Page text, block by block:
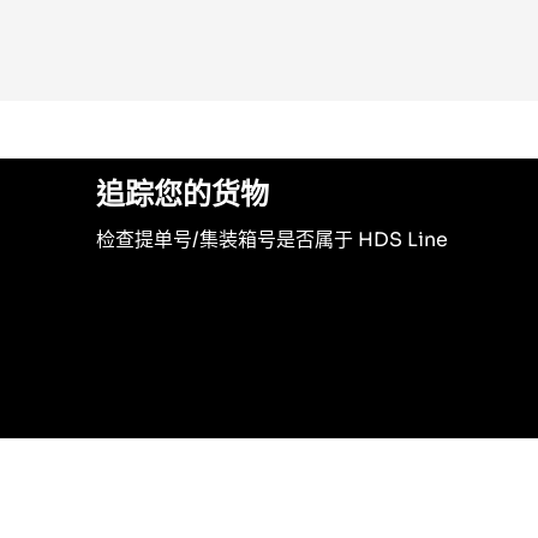
追踪您的货物
检查提单号/集装箱号是否属于 HDS Line